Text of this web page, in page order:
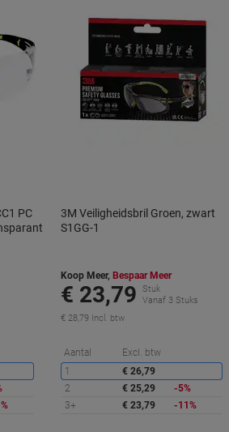
PC
Korting
3M Veiligheidsbril Groen, zwart
S1GG-1
Koop Meer, Bespaar Meer
€ 23,79
Stuk
Vanaf 3 Stuks
€ 28,79 Incl. btw
Aantal Excl. btw
1
€ 26,79
2
€ 25,29
-5%
3+
€ 23,79 -11%